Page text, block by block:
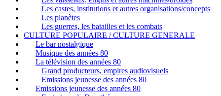
Les castes, institutions et autres organisations/concepts
Les planètes
Les guerres, les batailles et les combats
CULTURE POPULAIRE / CULTURE GENERALE
Le bar nostalgique
Musique des années 80
La télévision des années 80
Grand producteurs, empires audiovisuels
Emissions jeunesse des années 80
Emissions jeunesse des années 80